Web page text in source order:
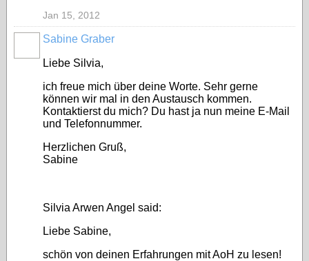
Jan 15, 2012
Sabine Graber
Liebe Silvia,
ich freue mich über deine Worte. Sehr gerne
können wir mal in den Austausch kommen.
Kontaktierst du mich? Du hast ja nun meine E-Mail
und Telefonnummer.
Herzlichen Gruß,
Sabine
Silvia Arwen Angel said:
Liebe Sabine,
schön von deinen Erfahrungen mit AoH zu lesen!